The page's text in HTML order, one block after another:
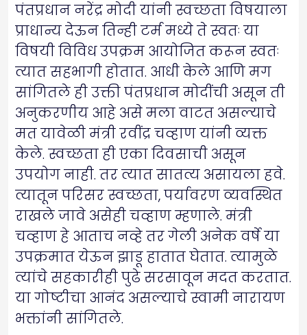
पंतप्रधान नरेंद्र मोदी यांनी स्वच्छता विषयाला
प्राधान्य देऊन तिन्ही टर्म मध्ये ते स्वतः या
विषयी विविध उपक्रम आयोजित करून स्वतः
त्यात सहभागी होतात. आधी केले आणि मग
सांगितले ही उक्ती पंतप्रधान मोदींची असून ती
अनुकरणीय आहे असे मला वाटत असल्याचे
मत यावेळी मंत्री रवींद्र चव्हाण यांनी व्यक्त
केले. स्वच्छता ही एका दिवसाची असून
उपयोग नाही. तर त्यात सातत्य असायला हवे.
त्यातून परिसर स्वच्छता, पर्यावरण व्यवस्थित
राखले जावे असेही चव्हाण म्हणाले. मंत्री
चव्हाण हे आताच नव्हे तर गेली अनेक वर्षे या
उपक्रमात येऊन झाडू हातात घेतात. त्यामुळे
त्यांचे सहकारीही पुढे सरसावून मदत करतात.
या गोष्टीचा आनंद असल्याचे स्वामी नारायण
भक्तांनी सांगितले.